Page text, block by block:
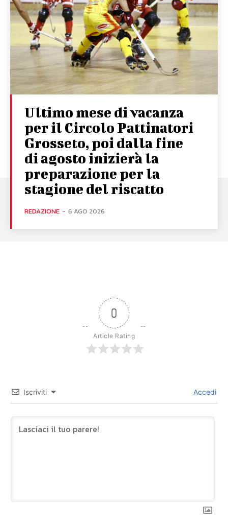
Ultimo mese di vacanza
per il Circolo Pattinatori
Grosseto, poi dalla fine
di agosto inizierà la
preparazione per la
stagione del riscatto
REDAZIONE - 6 AGO 2026
0
Article Rating
Iscriviti Accedi